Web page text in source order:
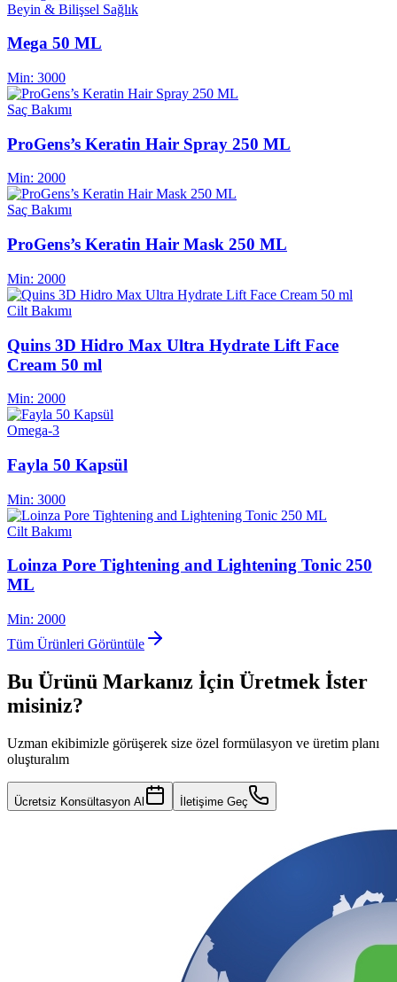
Beyin & Bilişsel Sağlık
Mega 50 ML
Min: 3000
Saç Bakımı
ProGens’s Keratin Hair Spray 250 ML
Min: 2000
Saç Bakımı
ProGens’s Keratin Hair Mask 250 ML
Min: 2000
Cilt Bakımı
Quins 3D Hidro Max Ultra Hydrate Lift Face
Cream 50 ml
Min: 2000
Omega-3
Fayla 50 Kapsül
Min: 3000
Cilt Bakımı
Loinza Pore Tightening and Lightening Tonic 250
ML
Min: 2000
Tüm Ürünleri Görüntüle
Bu Ürünü Markanız İçin Üretmek İster
misiniz?
Uzman ekibimizle görüşerek size özel formülasyon ve üretim planı
oluşturalım
Ücretsiz Konsültasyon Al İletişime Geç